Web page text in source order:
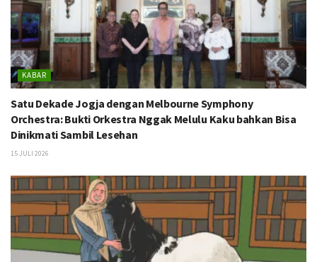
KABAR
Satu Dekade Jogja dengan Melbourne Symphony
Orchestra: Bukti Orkestra Nggak Melulu Kaku bahkan Bisa
Dinikmati Sambil Lesehan
15 JULI 2026